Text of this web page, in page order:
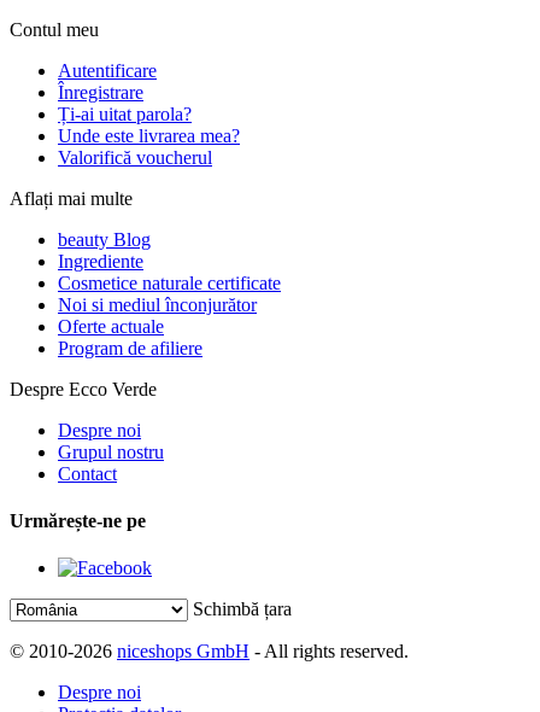
Contul meu
Autentificare
Înregistrare
Ți-ai uitat parola?
Unde este livrarea mea?
Valorifică voucherul
Aflați mai multe
beauty Blog
Ingrediente
Cosmetice naturale certificate
Noi si mediul înconjurător
Oferte actuale
Program de afiliere
Despre Ecco Verde
Despre noi
Grupul nostru
Contact
Urmărește-ne pe
Schimbă țara
© 2010-2026 niceshops GmbH - All rights reserved.
Despre noi